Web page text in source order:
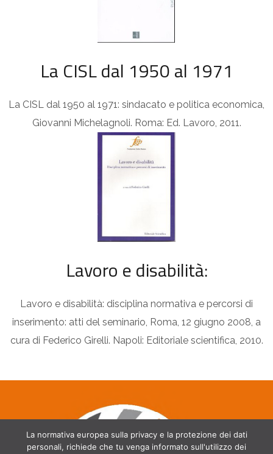
La CISL dal 1950 al 1971
La CISL dal 1950 al 1971: sindacato e politica economica,
Giovanni Michelagnoli. Roma: Ed. Lavoro, 2011.
Lavoro e disabilità:
Lavoro e disabilità: disciplina normativa e percorsi di
inserimento: atti del seminario, Roma, 12 giugno 2008, a
cura di Federico Girelli. Napoli: Editoriale scientifica, 2010.
La normativa europea sulla privacy e la protezione dei dati
personali, richiede che tu venga informato sull'utilizzo dei